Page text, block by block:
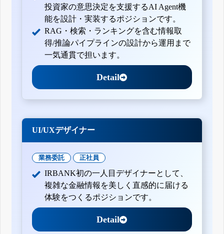
投資家の意思決定を支援するAI Agent機
能を設計・実装するポジションです。
RAG・検索・ランキングを含む情報取
得/推論パイプラインの設計から運用まで
一気通貫で担います。
Detail
UI/UXデザイナー
業務委託 正社員
IRBANK初の一人目デザイナーとして、
複雑な金融情報を美しく直感的に届ける
体験をつくるポジションです。
Detail